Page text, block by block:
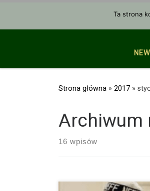
Strona główna » 2017 »
Archiwum
16 wpisów
Ta strona